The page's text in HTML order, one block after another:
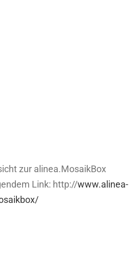
zur alinea.MosaikBox
Link: http://www.alinea-